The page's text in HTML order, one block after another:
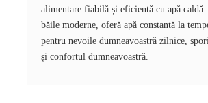
alimentare fiabilă și eficientă cu apă
băile moderne, oferă apă constantă la
pentru nevoile dumneavoastră zilnice,
și confortul dumneavoastră.